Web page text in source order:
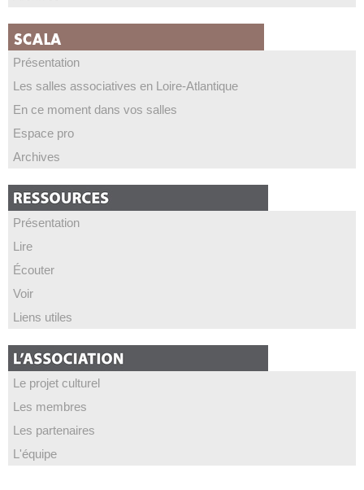
Présentation
Les salles associatives en Loire-Atlantique
En ce moment dans vos salles
Espace pro
Archives
Présentation
Lire
Écouter
Voir
Liens utiles
Le projet culturel
Les membres
Les partenaires
L'équipe